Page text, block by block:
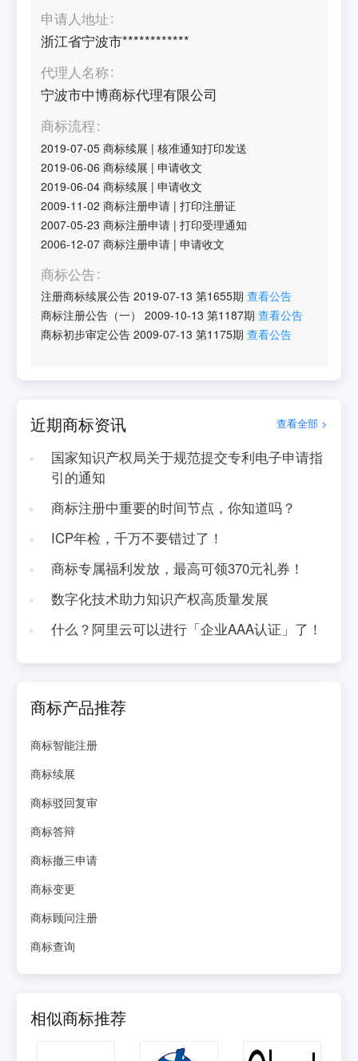
申请人地址
浙江省宁波市************
代理人名称
宁波市中博商标代理有限公司
商标流程
2019-07-05 商标续展 |核准通知打印发送
2019-06-06 商标续展 |申请收文
2019-06-04 商标续展 |申请收文
2009-11-02 商标注册申请 |打印注册证
2007-05-23 商标注册申请 |打印受理通知
2006-12-07 商标注册申请 |申请收文
商标公告
注册商标续展公告 2019-07-13 第1655期 查看公告
商标注册公告（一）
2009-10-13 第1187期 查看公告
商标初步审定公告 2009-07-13 第1175期 查看公告
近期商标资讯 查看全部 >
国家知识产权局关于规范提交专利电子申请指
引的通知
商标注册中重要的时间节点，你知道吗？
ICP年检，千万不要错过了！
商标专属福利发放，最高可领370元礼券！
数字化技术助力知识产权高质量发展
什么？阿里云可以进行「企业AAA认证」了！
商标产品推荐
商标智能注册
商标续展
商标驳回复审
商标答辩
商标撤三申请
商标变更
商标顾问注册
商标查询
相似商标推荐